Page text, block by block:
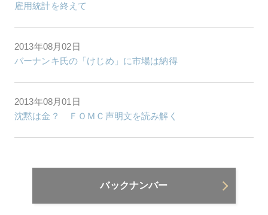
雇用統計を終えて
2013年08月02日
バーナンキ氏の「けじめ」に市場は納得
2013年08月01日
沈黙は金？ ＦＯＭＣ声明文を読み解く
バックナンバー